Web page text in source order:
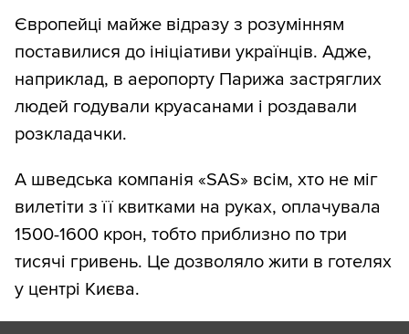
Європейці майже відразу з розумінням
поставилися до ініціативи українців. Адже,
наприклад, в аеропорту Парижа застряглих
людей годували круасанами і роздавали
розкладачки.
А шведська компанія «SAS» всім, хто не міг
вилетіти з її квитками на руках, оплачувала
1500-1600 крон, тобто приблизно по три
тисячі гривень. Це дозволяло жити в готелях
у центрі Києва.